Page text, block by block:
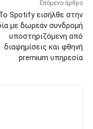
Επόμενο άρθρο
Spotify εισήλθε στην
με δωρεάν συνδρομή
υποστηριζόμενη από
διαφημίσεις και φθηνή
premium υπηρεσία